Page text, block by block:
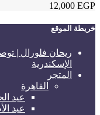
12,000 EGP
خريطة الموقع
ريحان فلورال |
الإسكندرية
المتجر
القاهرة
عيد
عيد